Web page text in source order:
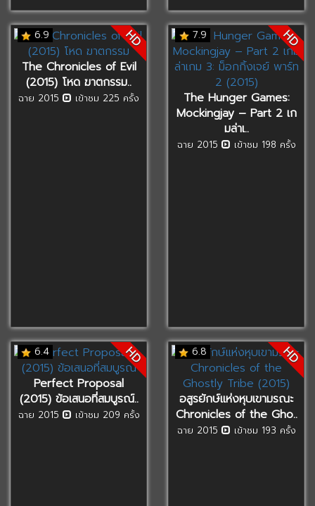
6.9 HD
The Chronicles of Evil
(2015) โหด ฆาตกรรม..
ฉาย 2015 เข้าชม 225 ครั้ง
7.9 HD
The Hunger Games:
Mockingjay – Part 2 เก
มล่าเ..
ฉาย 2015 เข้าชม 198 ครั้ง
6.4 HD
Perfect Proposal
(2015) ข้อเสนอที่สมบูรณ์..
ฉาย 2015 เข้าชม 209 ครั้ง
6.8 HD
อสูรยักษ์แห่งหุบเขามรณะ
Chronicles of the Gho..
ฉาย 2015 เข้าชม 193 ครั้ง